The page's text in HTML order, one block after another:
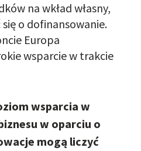
na wkład własny,
się o dofinansowanie.
Europa
wsparcie w trakcie
wsparcia w
w oparciu o
mogą liczyć